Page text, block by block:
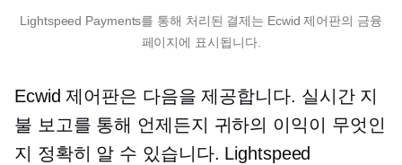
Lightspeed Payments를 통해 처리된 결제는 Ecwid 제어판의 금융
페이지에 표시됩니다.
Ecwid 제어판은 다음을 제공합니다. 실시간지
불 보고를 통해 언제든지 귀하의 이익이 무엇인
지 정확히 알 수 있습니다. Lightspeed